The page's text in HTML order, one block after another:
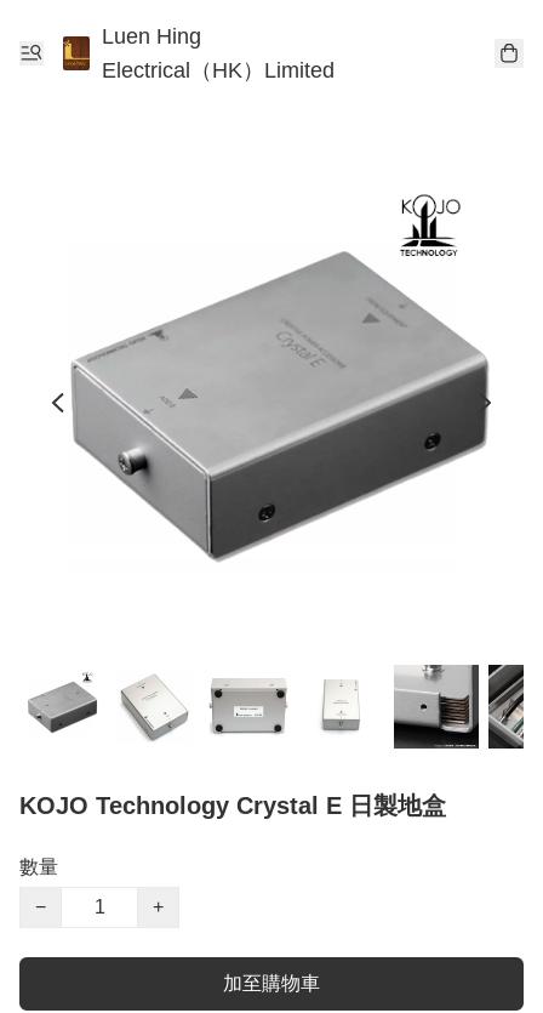
Luen Hing
Electrical（HK）Limited
KOJO Technology Crystal E 日製地盒
數量
−
+
加至購物車